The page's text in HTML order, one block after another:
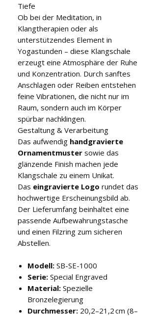
Tiefe
Ob bei der Meditation, in
Klangtherapien oder als
unterstützendes Element in
Yogastunden – diese Klangschale
erzeugt eine Atmosphäre der Ruhe
und Konzentration. Durch sanftes
Anschlagen oder Reiben entstehen
feine Vibrationen, die nicht nur im
Raum, sondern auch im Körper
spürbar nachklingen.
Gestaltung & Verarbeitung
Das aufwendig handgravierte
Ornamentmuster sowie das
glänzende Finish machen jede
Klangschale zu einem Unikat.
Das eingravierte Logo rundet das
hochwertige Erscheinungsbild ab.
Der Lieferumfang beinhaltet eine
passende Aufbewahrungstasche
und einen Filzring zum sicheren
Abstellen.
Modell: SB-SE-1000
Serie: Special Engraved
Material: Spezielle
Bronzelegierung
Durchmesser: 20,2–21,2 cm (8–